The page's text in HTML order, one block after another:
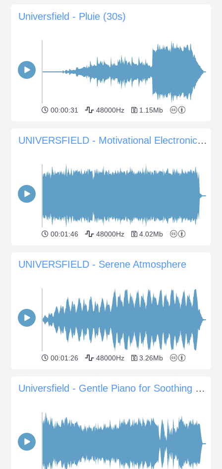
Universfield - Pluie (30s)
00:00:31 48000Hz 1.15Mb
UNIVERSFIELD - Motivational Electronic Background
00:01:46 48000Hz 4.02Mb
UNIVERSFIELD - Serene Atmosphere
00:01:26 48000Hz 3.26Mb
Universfield - Gentle Piano for Soothing Background Ambience